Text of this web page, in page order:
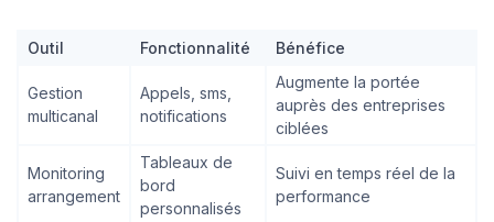
Outil Fonctionnalité Bénéfice
Gestion
multicanal
Appels, sms,
notifications
Augmente la portée
auprès des entreprises
ciblées
Monitoring
arrangement
Tableaux de
bord
personnalisés
Suivi en temps réel de la
performance